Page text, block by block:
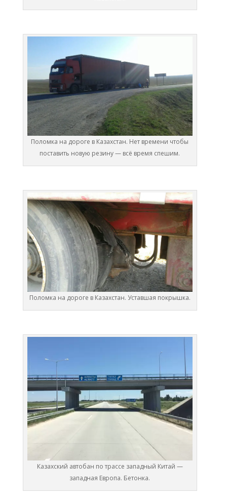
Поломка на дороге в Казахстан. Нет времени чтобы
поставить новую резину — всё время спешим.
Поломка на дороге в Казахстан. Уставшая покрышка.
Казахский автобан по трассе западный Китай —
западная Европа. Бетонка.